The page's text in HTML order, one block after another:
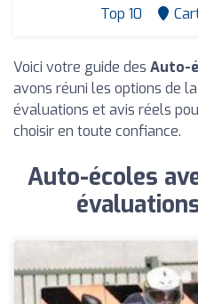
Top 10
Voici votre guide des Auto-
avons réuni les options de
évaluations et avis réels
choisir en toute confiance.
Auto-écoles